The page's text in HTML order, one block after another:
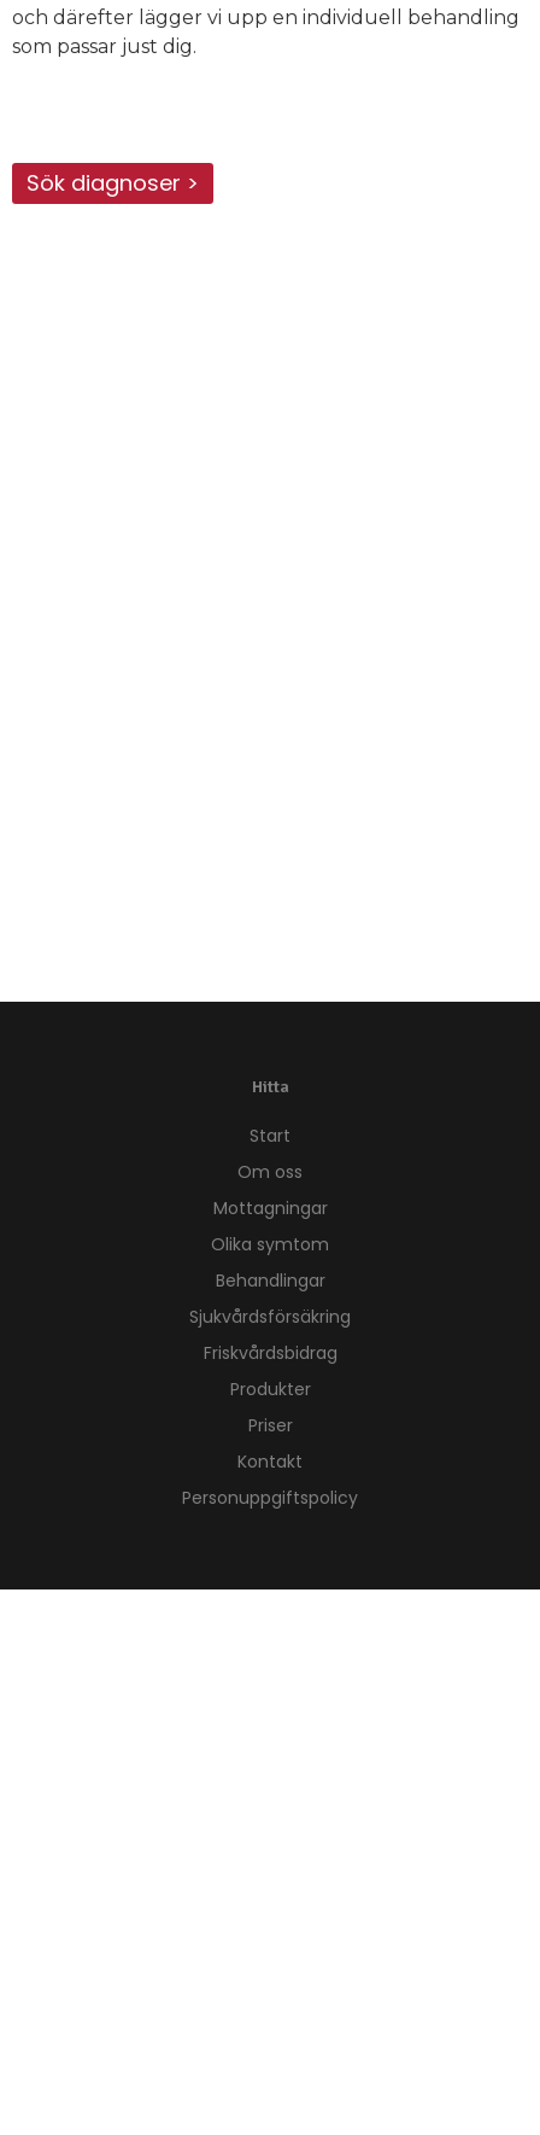
och därefter lägger vi upp en individuell behandling
som passar just dig.
Sök diagnoser >
Hitta
Start
Om oss
Mottagningar
Olika symtom
Behandlingar
Sjukvårdsförsäkring
Friskvårdsbidrag
Produkter
Priser
Kontakt
Personuppgiftspolicy